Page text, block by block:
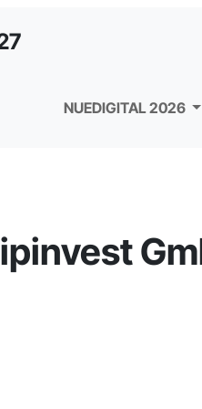
NUEDIGITAL 2026